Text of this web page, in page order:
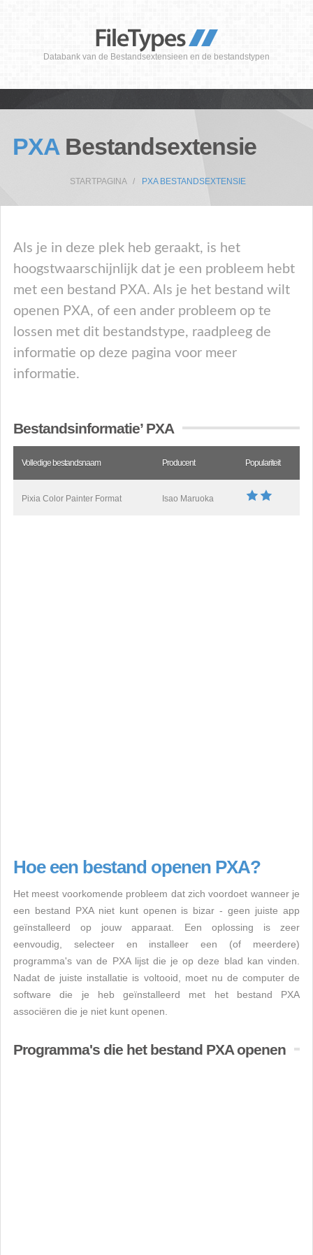
Databank van de Bestandsextensieen en de bestandstypen
PXA Bestandsextensie
STARTPAGINA PXA BESTANDSEXTENSIE
Als je in deze plek heb geraakt, is het
hoogstwaarschijnlijk dat je een probleem hebt
met een bestand PXA. Als je het bestand wilt
openen PXA, of een ander probleem op te
lossen met dit bestandstype, raadpleeg de
informatie op deze pagina voor meer
informatie.
Bestandsinformatie’ PXA
Volledige bestandsnaam Producent Populariteit
Pixia Color Painter Format Isao Maruoka
Hoe een bestand openen PXA?
Het meest voorkomende probleem dat zich voordoet wanneer je
een bestand PXA niet kunt openen is bizar - geen juiste app
geïnstalleerd op jouw apparaat. Een oplossing is zeer
eenvoudig, selecteer en installeer een (of meerdere)
programma's van de PXA lijst die je op deze blad kan vinden.
Nadat de juiste installatie is voltooid, moet nu de computer de
software die je heb geïnstalleerd met het bestand PXA
associëren die je niet kunt openen.
Programma's die het bestand PXA openen